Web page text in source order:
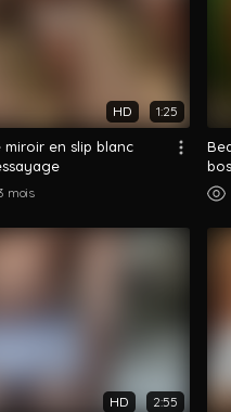
HD 1:25
en slip blanc
mois
...
HD 2:55